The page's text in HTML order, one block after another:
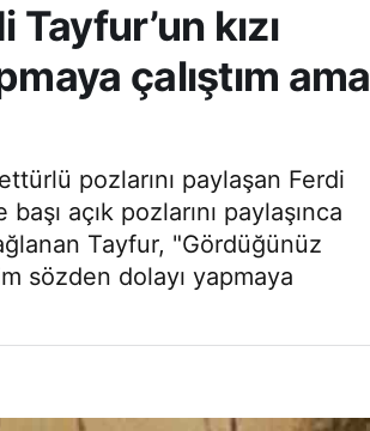
kızı
çalıştım ama
pozlarını paylaşan Ferdi
açık pozlarını paylaşınca
Tayfur, "Gördüğünüz
sözden dolayı yapmaya